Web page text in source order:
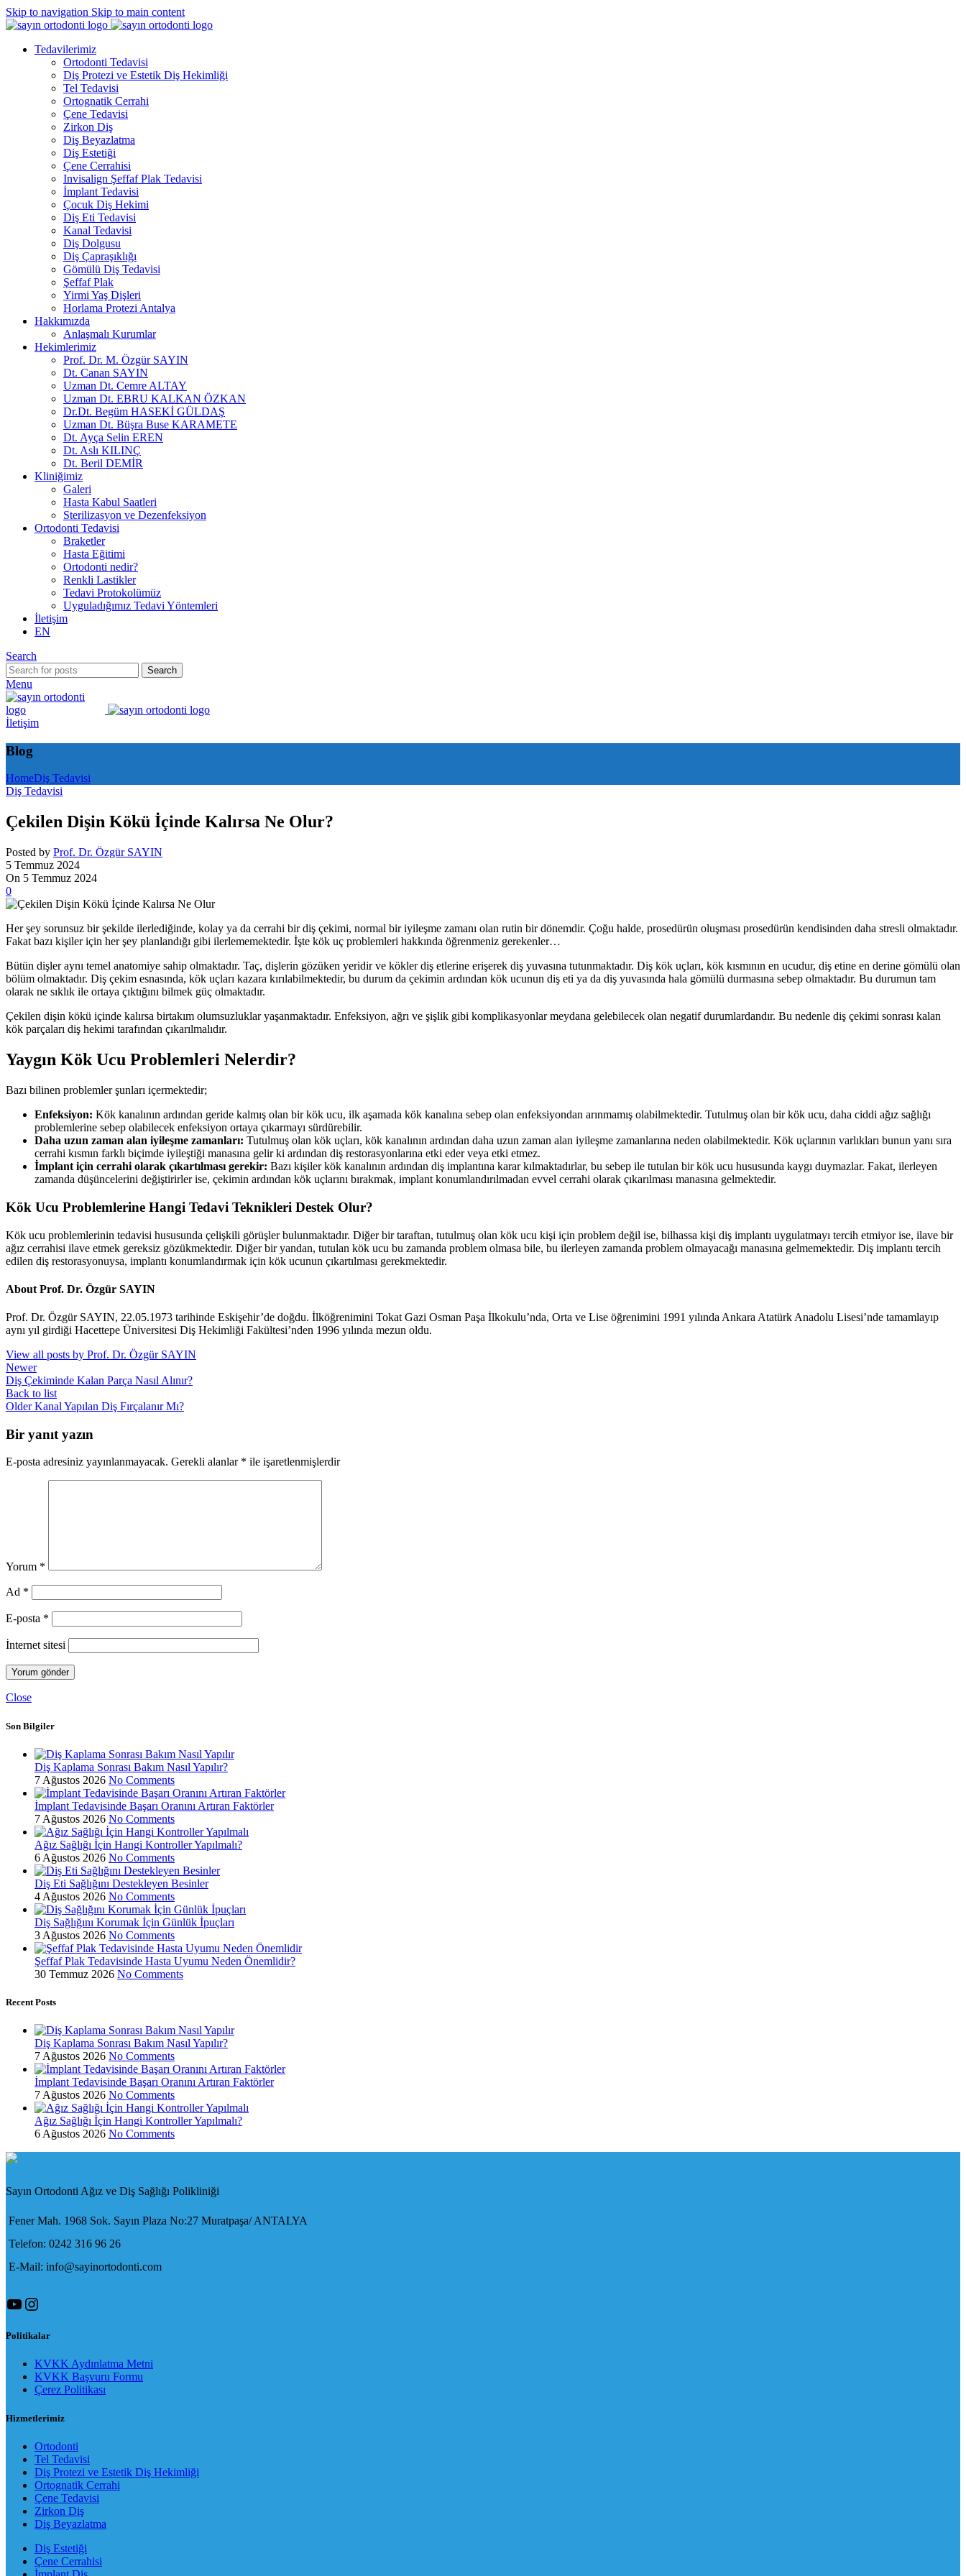
Skip to navigation Skip to main content
Tedavilerimiz
Ortodonti Tedavisi
Diş Protezi ve Estetik Diş Hekimliği
Tel Tedavisi
Ortognatik Cerrahi
Çene Tedavisi
Zirkon Diş
Diş Beyazlatma
Diş Estetiği
Çene Cerrahisi
Invisalign Şeffaf Plak Tedavisi
İmplant Tedavisi
Çocuk Diş Hekimi
Diş Eti Tedavisi
Kanal Tedavisi
Diş Dolgusu
Diş Çapraşıklığı
Gömülü Diş Tedavisi
Şeffaf Plak
Yirmi Yaş Dişleri
Horlama Protezi Antalya
Hakkımızda
Anlaşmalı Kurumlar
Hekimlerimiz
Prof. Dr. M. Özgür SAYIN
Dt. Canan SAYIN
Uzman Dt. Cemre ALTAY
Uzman Dt. EBRU KALKAN ÖZKAN
Dr.Dt. Begüm HASEKİ GÜLDAŞ
Uzman Dt. Büşra Buse KARAMETE
Dt. Ayça Selin EREN
Dt. Aslı KILINÇ
Dt. Beril DEMİR
Kliniğimiz
Galeri
Hasta Kabul Saatleri
Sterilizasyon ve Dezenfeksiyon
Ortodonti Tedavisi
Braketler
Hasta Eğitimi
Ortodonti nedir?
Renkli Lastikler
Tedavi Protokolümüz
Uyguladığımız Tedavi Yöntemleri
İletişim
EN
Search
Search
Menu
İletişim
Blog
HomeDiş Tedavisi
Diş Tedavisi
Çekilen Dişin Kökü İçinde Kalırsa Ne Olur?
Posted by Prof. Dr. Özgür SAYIN
5 Temmuz 2024
On 5 Temmuz 2024
0
Her şey sorunsuz bir şekilde ilerlediğinde, kolay ya da cerrahi bir diş çekimi, normal bir iyileşme zamanı olan rutin bir dönemdir. Çoğu halde, prosedürün oluşması prosedürün kendisinden daha stresli olmaktadır.
Fakat bazı kişiler için her şey planlandığı gibi ilerlememektedir. İşte kök uç problemleri hakkında öğrenmeniz gerekenler…
Bütün dişler aynı temel anatomiye sahip olmaktadır. Taç, dişlerin gözüken yeridir ve kökler diş etlerine erişerek diş yuvasına tutunmaktadır. Diş kök uçları, kök kısmının en ucudur, diş etine en derine gömülü olan
bölüm olmaktadır. Diş çekim esnasında, kök uçları kazara kırılabilmektedir, bu durum da çekimin ardından kök ucunun diş eti ya da diş yuvasında hala gömülü durmasına sebep olmaktadır. Bu durumun tam
olarak ne sıklık ile ortaya çıktığını bilmek güç olmaktadır.
Çekilen dişin kökü içinde kalırsa birtakım olumsuzluklar yaşanmaktadır. Enfeksiyon, ağrı ve şişlik gibi komplikasyonlar meydana gelebilecek olan negatif durumlardandır. Bu nedenle diş çekimi sonrası kalan
kök parçaları diş hekimi tarafından çıkarılmalıdır.
Yaygın Kök Ucu Problemleri Nelerdir?
Bazı bilinen problemler şunları içermektedir;
Enfeksiyon: Kök kanalının ardından geride kalmış olan bir kök ucu, ilk aşamada kök kanalına sebep olan enfeksiyondan arınmamış olabilmektedir. Tutulmuş olan bir kök ucu, daha ciddi ağız sağlığı
problemlerine sebep olabilecek enfeksiyon ortaya çıkarmayı sürdürebilir.
Daha uzun zaman alan iyileşme zamanları: Tutulmuş olan kök uçları, kök kanalının ardından daha uzun zaman alan iyileşme zamanlarına neden olabilmektedir. Kök uçlarının varlıkları bunun yanı sıra
cerrahi kısmın farklı biçimde iyileştiği manasına gelir ki ardından diş restorasyonlarına etki eder veya etki etmez.
İmplant için cerrahi olarak çıkartılması gerekir: Bazı kişiler kök kanalının ardından diş implantına karar kılmaktadırlar, bu sebep ile tutulan bir kök ucu hususunda kaygı duymazlar. Fakat, ilerleyen
zamanda düşüncelerini değiştirirler ise, çekimin ardından kök uçlarını bırakmak, implant konumlandırılmadan evvel cerrahi olarak çıkarılması manasına gelmektedir.
Kök Ucu Problemlerine Hangi Tedavi Teknikleri Destek Olur?
Kök ucu problemlerinin tedavisi hususunda çelişkili görüşler bulunmaktadır. Diğer bir taraftan, tutulmuş olan kök ucu kişi için problem değil ise, bilhassa kişi diş implantı uygulatmayı tercih etmiyor ise, ilave bir
ağız cerrahisi ilave etmek gereksiz gözükmektedir. Diğer bir yandan, tutulan kök ucu bu zamanda problem olmasa bile, bu ilerleyen zamanda problem olmayacağı manasına gelmemektedir. Diş implantı tercih
edilen diş restorasyonuysa, implantı konumlandırmak için kök ucunun çıkartılması gerekmektedir.
About Prof. Dr. Özgür SAYIN
Prof. Dr. Özgür SAYIN, 22.05.1973 tarihinde Eskişehir’de doğdu. İlköğrenimini Tokat Gazi Osman Paşa İlkokulu’nda, Orta ve Lise öğrenimini 1991 yılında Ankara Atatürk Anadolu Lisesi’nde tamamlayıp
aynı yıl girdiği Hacettepe Üniversitesi Diş Hekimliği Fakültesi’nden 1996 yılında mezun oldu.
View all posts by Prof. Dr. Özgür SAYIN
Newer
Diş Çekiminde Kalan Parça Nasıl Alınır?
Back to list
Older Kanal Yapılan Diş Fırçalanır Mı?
Bir yanıt yazın
E-posta adresiniz yayınlanmayacak. Gerekli alanlar * ile işaretlenmişlerdir
Yorum *
Ad *
E-posta *
İnternet sitesi
Close
Son Bilgiler
Diş Kaplama Sonrası Bakım Nasıl Yapılır?
7 Ağustos 2026 No Comments
İmplant Tedavisinde Başarı Oranını Artıran Faktörler
7 Ağustos 2026 No Comments
Ağız Sağlığı İçin Hangi Kontroller Yapılmalı?
6 Ağustos 2026 No Comments
Diş Eti Sağlığını Destekleyen Besinler
4 Ağustos 2026 No Comments
Diş Sağlığını Korumak İçin Günlük İpuçları
3 Ağustos 2026 No Comments
Şeffaf Plak Tedavisinde Hasta Uyumu Neden Önemlidir?
30 Temmuz 2026 No Comments
Recent Posts
Diş Kaplama Sonrası Bakım Nasıl Yapılır?
7 Ağustos 2026 No Comments
İmplant Tedavisinde Başarı Oranını Artıran Faktörler
7 Ağustos 2026 No Comments
Ağız Sağlığı İçin Hangi Kontroller Yapılmalı?
6 Ağustos 2026 No Comments
Sayın Ortodonti Ağız ve Diş Sağlığı Polikliniği
Fener Mah. 1968 Sok. Sayın Plaza No:27 Muratpaşa/ ANTALYA
Telefon: 0242 316 96 26
E-Mail: info@sayinortodonti.com
YouTube
Instagram
Politikalar
KVKK Aydınlatma Metni
KVKK Başvuru Formu
Çerez Politikası
Hizmetlerimiz
Ortodonti
Tel Tedavisi
Diş Protezi ve Estetik Diş Hekimliği
Ortognatik Cerrahi
Çene Tedavisi
Zirkon Diş
Diş Beyazlatma
Diş Estetiği
Çene Cerrahisi